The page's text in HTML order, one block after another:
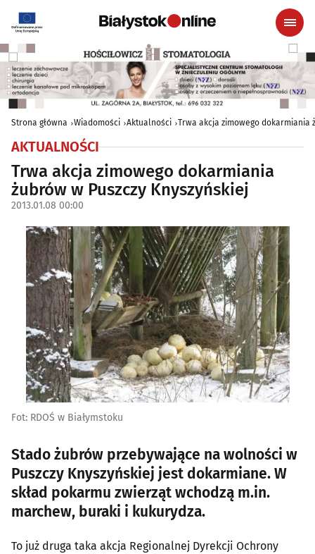
Strona główna Wiadomości Aktualności Trwa akcja zimowego dokarmiania
AKTUALNOŚCI
Trwa akcja zimowego dokarmiania
żubrów w Puszczy Knyszyńskiej
2013.01.08 00:00
Fot: RDOŚ w Białymstoku
Stado żubrów przebywające na wolności w
Puszczy Knyszyńskiej jest dokarmiane. W
skład pokarmu zwierząt wchodzą m.in.
marchew, buraki i kukurydza.
To już druga taka akcja Regionalnej Dyrekcji Ochrony